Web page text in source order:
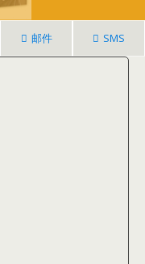
邮件 SMS